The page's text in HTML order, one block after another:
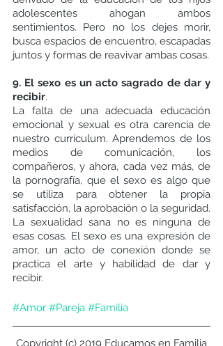
adolescentes ahogan ambos
sentimientos. Pero no los dejes morir,
busca espacios de encuentro, escapadas
juntos y formas de reavivar ambas cosas.
9. El sexo es un acto sagrado de dar y
recibir.
La falta de una adecuada educación
emocional y sexual es otra carencia de
nuestro currículum. Aprendemos de los
medios de comunicación, los
compañeros, y ahora, cada vez más, de
la pornografía, que el sexo es algo que
se utiliza para obtener la propia
satisfacción, la aprobación o la seguridad.
La sexualidad sana no es ninguna de
esas cosas. El sexo es una expresión de
amor, un acto de conexión donde se
practica el arte y habilidad de dar y
recibir.
#Amor #Pareja #Familia
Copyright (c) 2019 Educamos en Familia